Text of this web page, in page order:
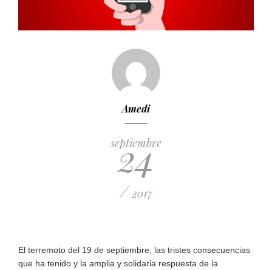
Amedi
septiembre
24
/ 2017
El terremoto del 19 de septiembre, las tristes consecuencias
que ha tenido y la amplia y solidaria respuesta de la